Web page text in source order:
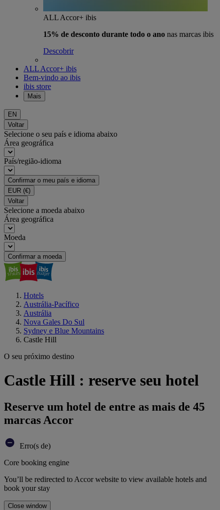
ALL Accor+ ibis
15% de desconto durante todo o ano nas marcas ibis
Descobrir
ALL Accor+ ibis
Bem-vindo ao ibis
ibis store
Mais
EN
Voltar
Selecione o seu país e idioma abaixo
Área geográfica
País/região-idioma
Confirmar o meu país e idioma
EUR (€)
Voltar
Selecione a moeda abaixo
Área geográfica
Moeda
Confirmar a moeda
Hotels
Austrália-Pacífico
Austrália
Nova Gales Do Sul
Sydney e Blue Mountains
Castle Hill
O seu próximo destino
Castle Hill : reserve seu hotel
Reserve um hotel de entre as mais de 45
marcas Accor
Erro(s de)
Core booking engine
You’ll be redirected to Accor website to view available hotels and
book your stay
Close window